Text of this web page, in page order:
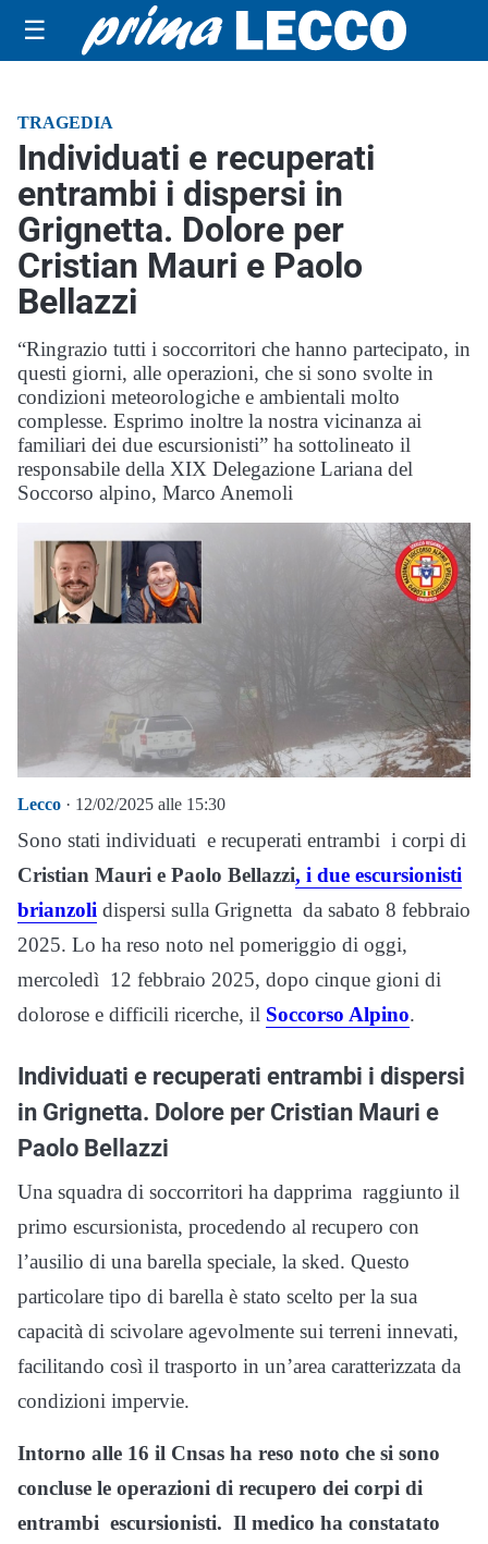
☰
TRAGEDIA
Individuati e recuperati
entrambi i dispersi in
Grignetta. Dolore per
Cristian Mauri e Paolo
Bellazzi
“Ringrazio tutti i soccorritori che hanno partecipato, in
questi giorni, alle operazioni, che si sono svolte in
condizioni meteorologiche e ambientali molto
complesse. Esprimo inoltre la nostra vicinanza ai
familiari dei due escursionisti” ha sottolineato il
responsabile della XIX Delegazione Lariana del
Soccorso alpino, Marco Anemoli
Lecco · 12/02/2025 alle 15:30
Sono stati individuati e recuperati entrambi i corpi di
Cristian Mauri e Paolo Bellazzi, i due escursionisti
brianzoli dispersi sulla Grignetta da sabato 8 febbraio
2025. Lo ha reso noto nel pomeriggio di oggi,
mercoledì 12 febbraio 2025, dopo cinque gioni di
dolorose e difficili ricerche, il Soccorso Alpino.
Individuati e recuperati entrambi i dispersi
in Grignetta. Dolore per Cristian Mauri e
Paolo Bellazzi
Una squadra di soccorritori ha dapprima raggiunto il
primo escursionista, procedendo al recupero con
l’ausilio di una barella speciale, la sked. Questo
particolare tipo di barella è stato scelto per la sua
capacità di scivolare agevolmente sui terreni innevati,
facilitando così il trasporto in un’area caratterizzata da
condizioni impervie.
Intorno alle 16 il Cnsas ha reso noto che si sono
concluse le operazioni di recupero dei corpi di
entrambi escursionisti. Il medico ha constatato